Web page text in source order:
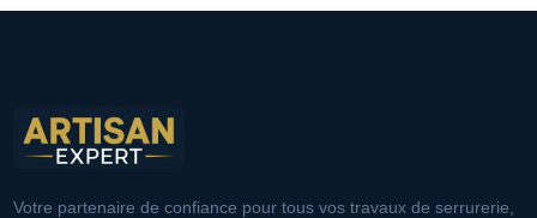
Votre partenaire de confiance pour tous vos travaux de serrurerie,